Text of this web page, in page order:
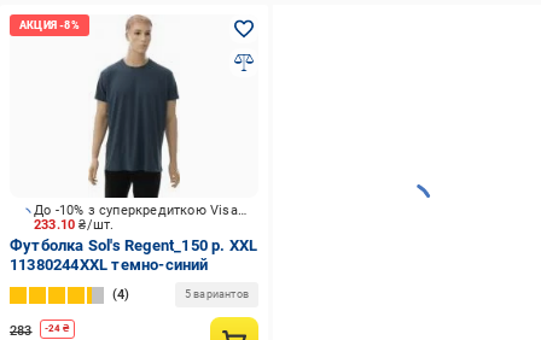
233.10₴/шт.
До -10% з суперкредиткою Visa Вигода
Футболка Sol's Regent_150 р. XXL
11380244XXL темно-синий
4 5 вариантов
283 -24 ₴